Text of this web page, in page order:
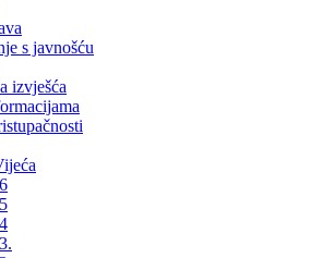
s javnošću
izvješća